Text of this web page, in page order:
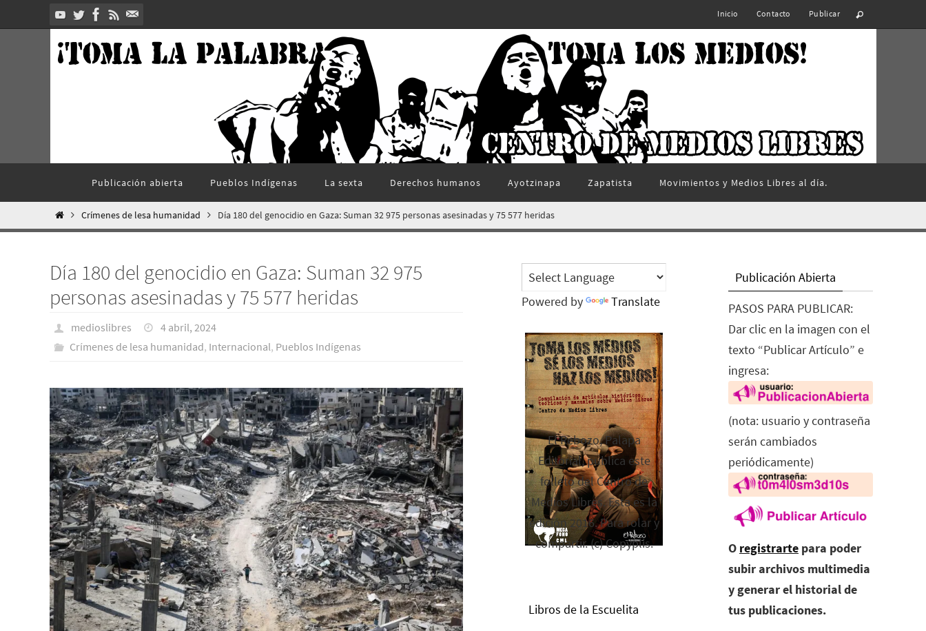
al
Inicio Contacto Publicar
contenido
Publicación abierta Pueblos Indí­genas La sexta Derechos humanos Ayotzinapa Zapatista Movimientos y Medios Libres al día.
InicioCrímenes de lesa humanidad Día 180 del genocidio en Gaza: Suman 32 975 personas asesinadas y 75 577 heridas
Día 180 del genocidio en Gaza: Suman 32 975
personas asesinadas y 75 577 heridas
medioslibres
4 abril, 2024
Crímenes de lesa humanidad, Internacional, Pueblos Indí­genas
Powered by Translate
El Rebozo, Palapa
Editorial, publica este
folleto del Centro de
Medios Libres. Esta es la
edición 2016. Para rolar y
compartir. (c) Copyplis.
Libros de la Escuelita
Publicación Abierta
PASOS PARA PUBLICAR:
Dar clic en la imagen con el
texto “Publicar Artículo” e
ingresa:
(nota: usuario y contraseña
serán cambiados
periódicamente)
O registrarte para poder
subir archivos multimedia
y generar el historial de
tus publicaciones.